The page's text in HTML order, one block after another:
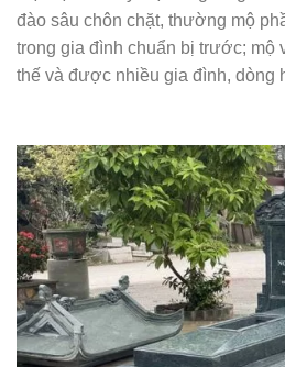
đào sâu chôn chặt, thường mộ
trong gia đình chuẩn bị trước;
thế và được nhiều gia đình, dòng